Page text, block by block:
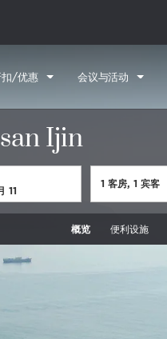
扣/优惠 会议与活动
Ijin
11
1 客房,1 宾客
概览 便利设施